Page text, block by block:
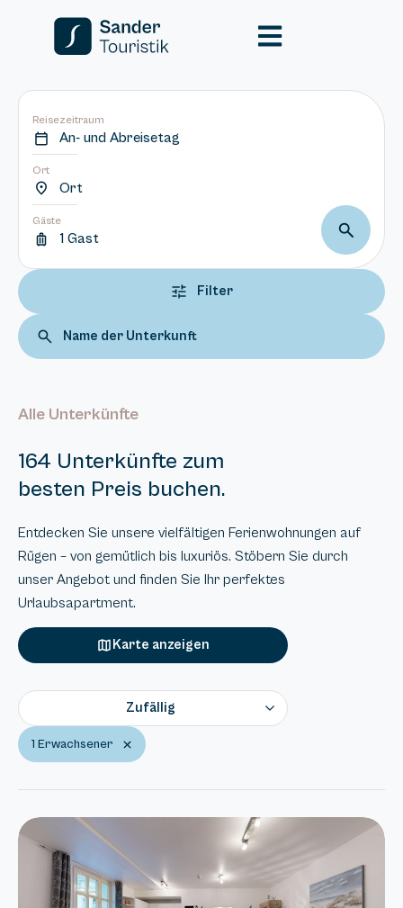
Reisezeitraum
An- und Abreisetag
Ort
Ort
Gäste
1 Gast
Filter
Name der Unterkunft
Alle Unterkünfte
164 Unterkünfte zum
besten Preis buchen.
Entdecken Sie unsere vielfältigen Ferienwohnungen auf
Rügen – von gemütlich bis luxuriös. Stöbern Sie durch
unser Angebot und finden Sie Ihr perfektes
Urlaubsapartment.
Karte anzeigen
1 Erwachsener
Zufällig